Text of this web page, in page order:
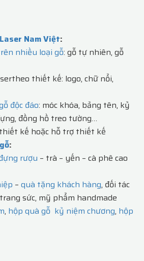
Nam Việt:
nhiều loại gỗ: gỗ tự nhiên, gỗ
thiết kế: logo, chữ nổi,
độc đáo: móc khóa, bảng tên, kỷ
đồng hồ treo tường…
kế hoặc hỗ trợ thiết kế
:
rượu – trà – yến – cà phê cao
– quà tặng khách hàng, đối tác
sức, mỹ phẩm handmade
, hộp quà gỗ kỷ niệm chương, hộp